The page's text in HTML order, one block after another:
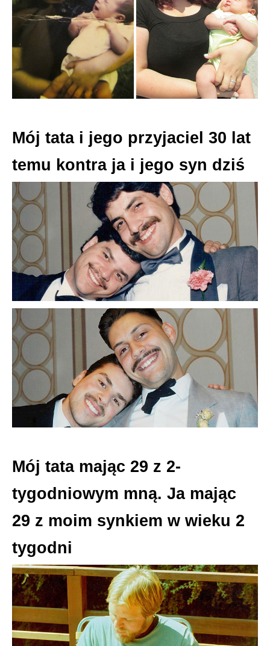
Mój tata i jego przyjaciel 30 lat
temu kontra ja i jego syn dziś
Mój tata mając 29 z 2-
tygodniowym mną. Ja mając
29 z moim synkiem w wieku 2
tygodni